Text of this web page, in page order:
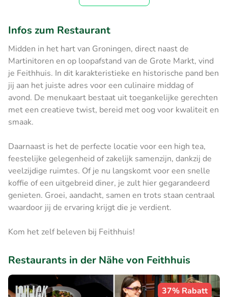
Infos zum Restaurant
Midden in het hart van Groningen, direct naast de
Martinitoren en op loopafstand van de Grote Markt, vind
je Feithhuis. In dit karakteristieke en historische pand ben
jij aan het juiste adres voor een culinaire middag of
avond. De menukaart bestaat uit toegankelijke gerechten
met een creatieve twist, bereid met oog voor kwaliteit en
smaak.
Daarnaast is het de perfecte locatie voor een high tea,
feestelijke gelegenheid of zakelijk samenzijn, dankzij de
veelzijdige ruimtes. Of je nu langskomt voor een snelle
koffie of een uitgebreid diner, je zult hier gegarandeerd
genieten. Groei, aandacht, samen en trots staan centraal
waardoor jij de ervaring krijgt die je verdient.
Kom het zelf beleven bij Feithhuis!
Restaurants in der Nähe von Feithhuis
37% Rabatt